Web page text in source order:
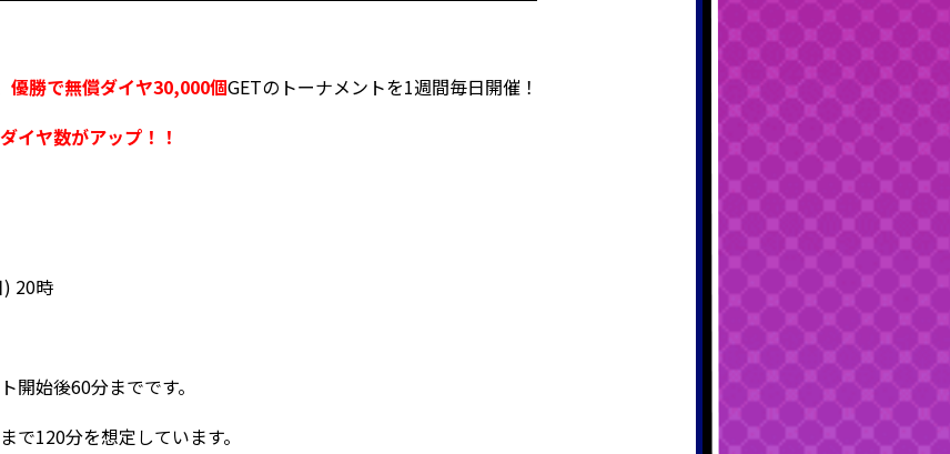
優勝で無償ダイヤ30,000個GETのトーナメントを1週間毎日開催！
イヤ数がアップ！！
20時
開始後60分までです。
120分を想定しています。